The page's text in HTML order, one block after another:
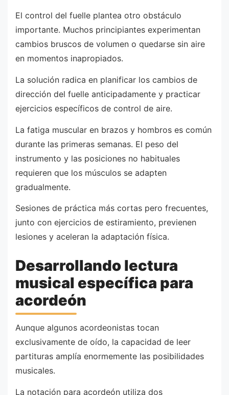
El control del fuelle plantea otro obstáculo
importante. Muchos principiantes experimentan
cambios bruscos de volumen o quedarse sin aire
en momentos inapropiados.
La solución radica en planificar los cambios de
dirección del fuelle anticipadamente y practicar
ejercicios específicos de control de aire.
La fatiga muscular en brazos y hombros es común
durante las primeras semanas. El peso del
instrumento y las posiciones no habituales
requieren que los músculos se adapten
gradualmente.
Sesiones de práctica más cortas pero frecuentes,
junto con ejercicios de estiramiento, previenen
lesiones y aceleran la adaptación física.
Desarrollando lectura
musical específica para
acordeón
Aunque algunos acordeonistas tocan
exclusivamente de oído, la capacidad de leer
partituras amplía enormemente las posibilidades
musicales.
La notación para acordeón utiliza dos